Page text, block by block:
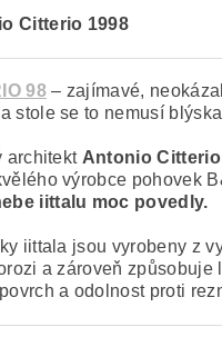
Citterio 1998
98– zajímavé,
stole se to nemusí
architekt Antonio Citterio
výrobce pohovek
iittalu moc povedly.
iittala jsou vyrobeny z
a zároveň
a odolnost proti